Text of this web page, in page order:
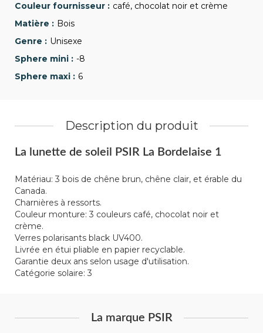
café, chocolat noir et crème
Bois
Unisexe
-8
6
Description du produit
La lunette de soleil PSIR La Bordelaise 1
Matériau: 3 bois de chêne brun, chêne clair, et érable du
Canada.
Charnières à ressorts.
Couleur monture: 3 couleurs café, chocolat noir et
crème.
Verres polarisants black UV400.
Livrée en étui pliable en papier recyclable.
Garantie deux ans selon usage d'utilisation.
Catégorie solaire: 3
La marque PSIR